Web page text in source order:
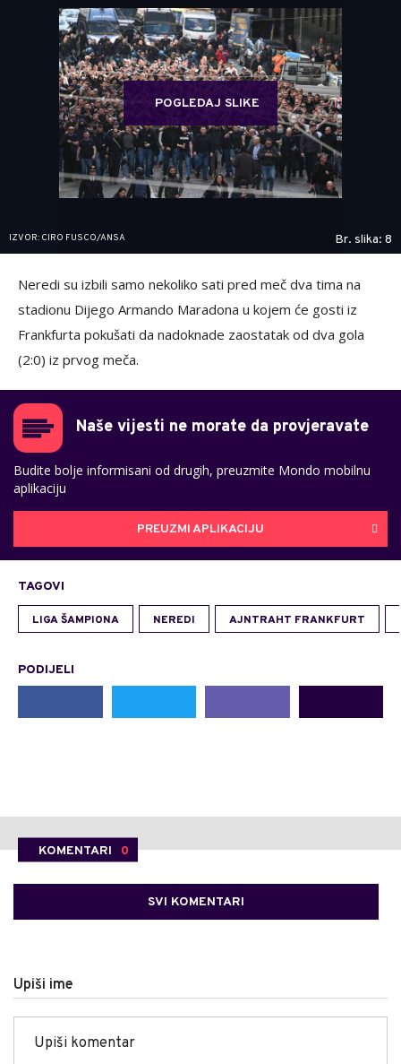
POGLEDAJ SLIKE
IZVOR: CIRO FUSCO/ANSA Br. slika: 8
Neredi su izbili samo nekoliko sati pred meč dva tima na
stadionu Dijego Armando Maradona u kojem će gosti iz
Frankfurta pokušati da nadoknade zaostatak od dva gola
(2:0) iz prvog meča.
Naše vijesti ne morate da provjeravate
Budite bolje informisani od drugih, preuzmite Mondo mobilnu
aplikaciju
PREUZMI APLIKACIJU
TAGOVI
LIGA ŠAMPIONA NEREDI AJNTRAHT FRANKFURT
PODIJELI
KOMENTARI 0
SVI KOMENTARI
Upiši ime